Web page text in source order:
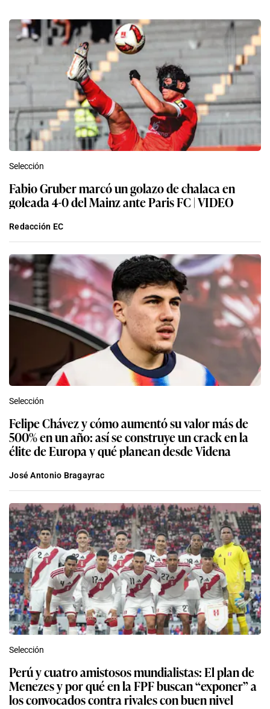
Selección
Fabio Gruber marcó un golazo de chalaca en
goleada 4-0 del Mainz ante Paris FC | VIDEO
Redacción EC
Selección
Felipe Chávez y cómo aumentó su valor más de
500% en un año: así se construye un crack en la
élite de Europa y qué planean desde Videna
José Antonio Bragayrac
Selección
Perú y cuatro amistosos mundialistas: El plan de
Menezes y por qué en la FPF buscan “exponer” a
los convocados contra rivales con buen nivel